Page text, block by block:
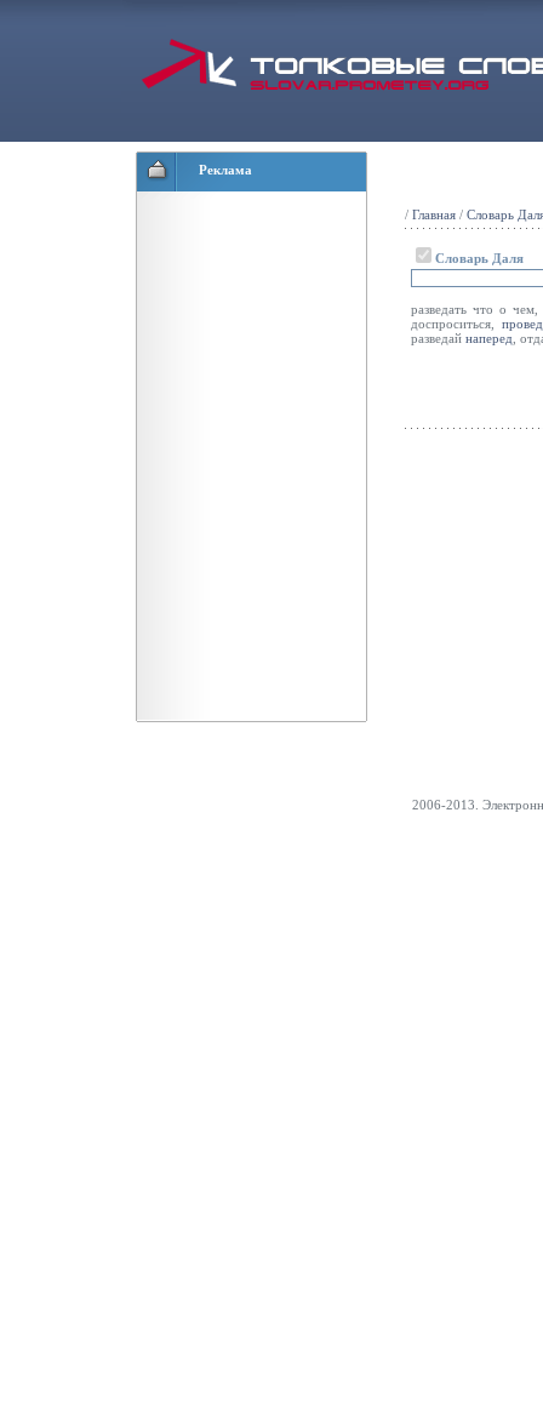
Реклама
/ Главная / Словарь
Словарь Даля
разведать что о чем,
доспроситься,
разведай наперед ,
2006-2013.